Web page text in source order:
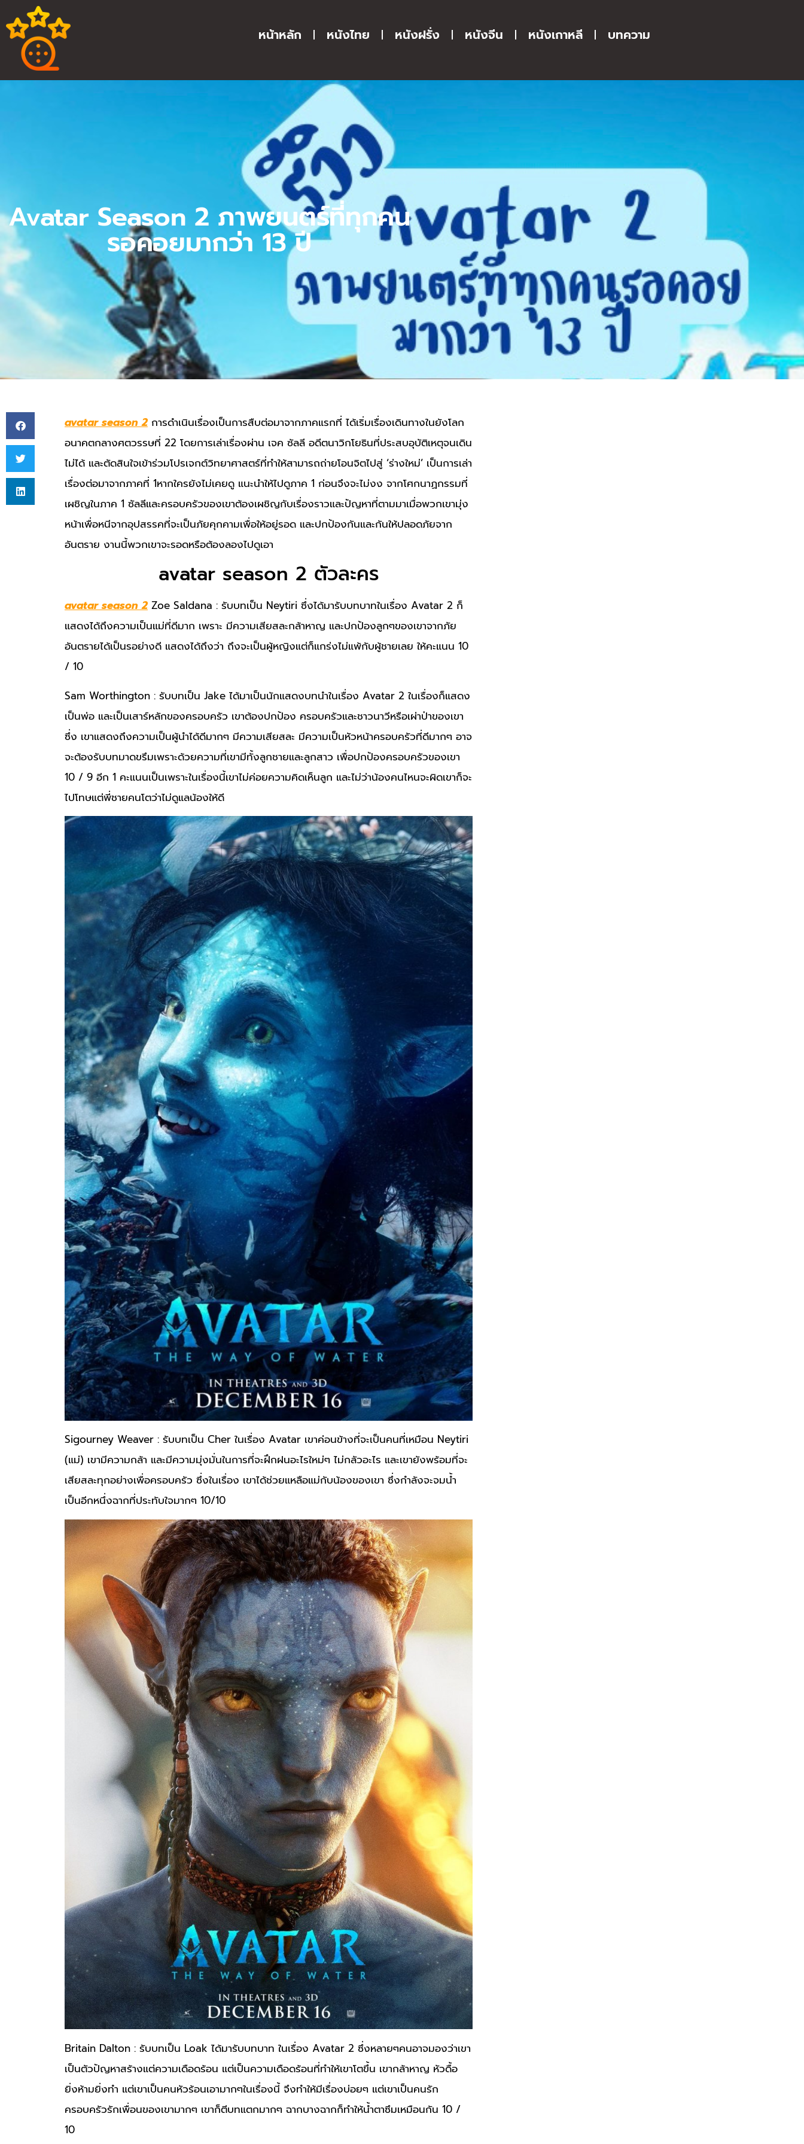
หน้าหลัก หนังไทย หนังฝรั่ง หนังจีน หนังเกาหลี บทความ
Avatar Season 2 ภาพยนตร์ที่ทุกคน
รอคอยมากว่า 13 ปี
avatar season 2 การดำเนินเรื่องเป็นการสืบต่อมาจากภาคแรกที่ ได้เริ่มเรื่องเดินทางในยังโลก
อนาคตกลางศตวรรษที่ 22 โดยการเล่าเรื่องผ่าน เจค ซัลลี อดีตนาวิกโยธินที่ประสบอุบัติเหตุจนเดิน
ไม่ได้ และตัดสินใจเข้าร่วมโปรเจกต์วิทยาศาสตร์ที่ทำให้สามารถถ่ายโอนจิตไปสู่ ‘ร่างใหม่’ เป็นการเล่า
เรื่องต่อมาจากภาคที่ 1หากใครยังไม่เคยดู แนะนำให้ไปดูภาค 1 ก่อนจึงจะไม่งง จากโศกนาฏกรรมที่
เผชิญในภาค 1 ซัลลีและครอบครัวของเขาต้องเผชิญกับเรื่องราวและปัญหาที่ตามมาเมื่อพวกเขามุ่ง
หน้าเพื่อหนีจากอุปสรรคที่จะเป็นภัยคุกคามเพื่อให้อยู่รอด และปกป้องกันและกันให้ปลอดภัยจาก
อันตราย งานนี้พวกเขาจะรอดหรือต้องลองไปดูเอา
avatar season 2 ตัวละคร
avatar season 2 Zoe Saldana : รับบทเป็น Neytiri ซึ่งได้มารับบทบาทในเรื่อง Avatar 2 ก็
แสดงได้ถึงความเป็นแม่ที่ดีมาก เพราะ มีความเสียสละกล้าหาญ และปกป้องลูกๆของเขาจากภัย
อันตรายได้เป็นรอย่างดี แสดงได้ถึงว่า ถึงจะเป็นผู้หญิงแต่ก็แกร่งไม่แพ้กับผู้ชายเลย ให้คะแนน 10
/ 10
Sam Worthington : รับบทเป็น Jake ได้มาเป็นนักแสดงบทนำในเรื่อง Avatar 2 ในเรื่องก็แสดง
เป็นพ่อ และเป็นเสาร์หลักของครอบครัว เขาต้องปกป้อง ครอบครัวและชาวนาวีหรือเผ่าป่าของเขา
ซึ่ง เขาแสดงถึงความเป็นผู้นำได้ดีมากๆ มีความเสียสละ มีความเป็นหัวหน้าครอบครัวที่ดีมากๆ อาจ
จะต้องรับบทมาดขรึมเพราะด้วยความที่เขามีทั้งลูกชายและลูกสาว เพื่อปกป้องครอบครัวของเขา
10 / 9 อีก 1 คะแนนเป็นเพราะในเรื่องนี้เขาไม่ค่อยความคิดเห็นลูก และไม่ว่าน้องคนไหนจะผิดเขาก็จะ
ไปโทษแต่พี่ชายคนโตว่าไม่ดูแลน้องให้ดี
Sigourney Weaver : รับบทเป็น Cher ในเรื่อง Avatar เขาค่อนข้างที่จะเป็นคนที่เหมือน Neytiri
(แม่) เขามีความกล้า และมีความมุ่งมั่นในการที่จะฝึกฝนอะไรใหม่ๆ ไม่กลัวอะไร และเขายังพร้อมที่จะ
เสียสละทุกอย่างเพื่อครอบครัว ซึ่งในเรื่อง เขาได้ช่วยแหลือแม่กับน้องของเขา ซึ่งกำลังจะจมน้ำ
เป็นอีกหนึ่งฉากที่ประทับใจมากๆ 10/10
Britain Dalton : รับบทเป็น Loak ได้มารับบทบาท ในเรื่อง Avatar 2 ซึ่งหลายๆคนอาจมองว่าเขา
เป็นตัวปัญหาสร้างแต่ความเดือดร้อน แต่เป็นความเดือดร้อนที่ทำให้เขาโตขึ้น เขากล้าหาญ หัวดื้อ
ยิ่งห้ามยิ่งทำ แต่เขาเป็นคนหัวร้อนเอามากๆในเรื่องนี้ จึงทำให้มีเรื่องบ่อยๆ แต่เขาเป็นคนรัก
ครอบครัวรักเพื่อนของเขามากๆ เขาก็ตีบทแตกมากๆ ฉากบางฉากก็ทำให้น้ำตาซึมเหมือนกัน 10 /
10